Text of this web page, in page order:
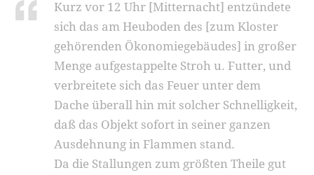
Kurz vor 12 Uhr [Mitternacht] entzündete
sich das am Heuboden des [zum Kloster
gehörenden Ökonomiegebäudes] in großer
Menge aufgestappelte Stroh u. Futter, und
verbreitete sich das Feuer unter dem
Dache überall hin mit solcher Schnelligkeit,
daß das Objekt sofort in seiner ganzen
Ausdehnung in Flammen stand.
Da die Stallungen zum größten Theile gut